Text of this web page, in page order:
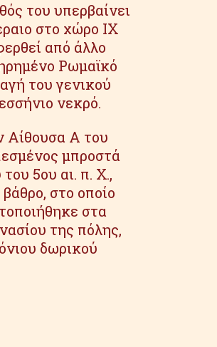
του υπερβαίνει
στο χώρο ΙΧ
από άλλο
Ρωμαϊκό
του γενικού
νεκρό.
Αίθουσα Α του
μπροστά
5ου αι. π. Χ.,
στο οποίο
στα
της πόλης,
δωρικού